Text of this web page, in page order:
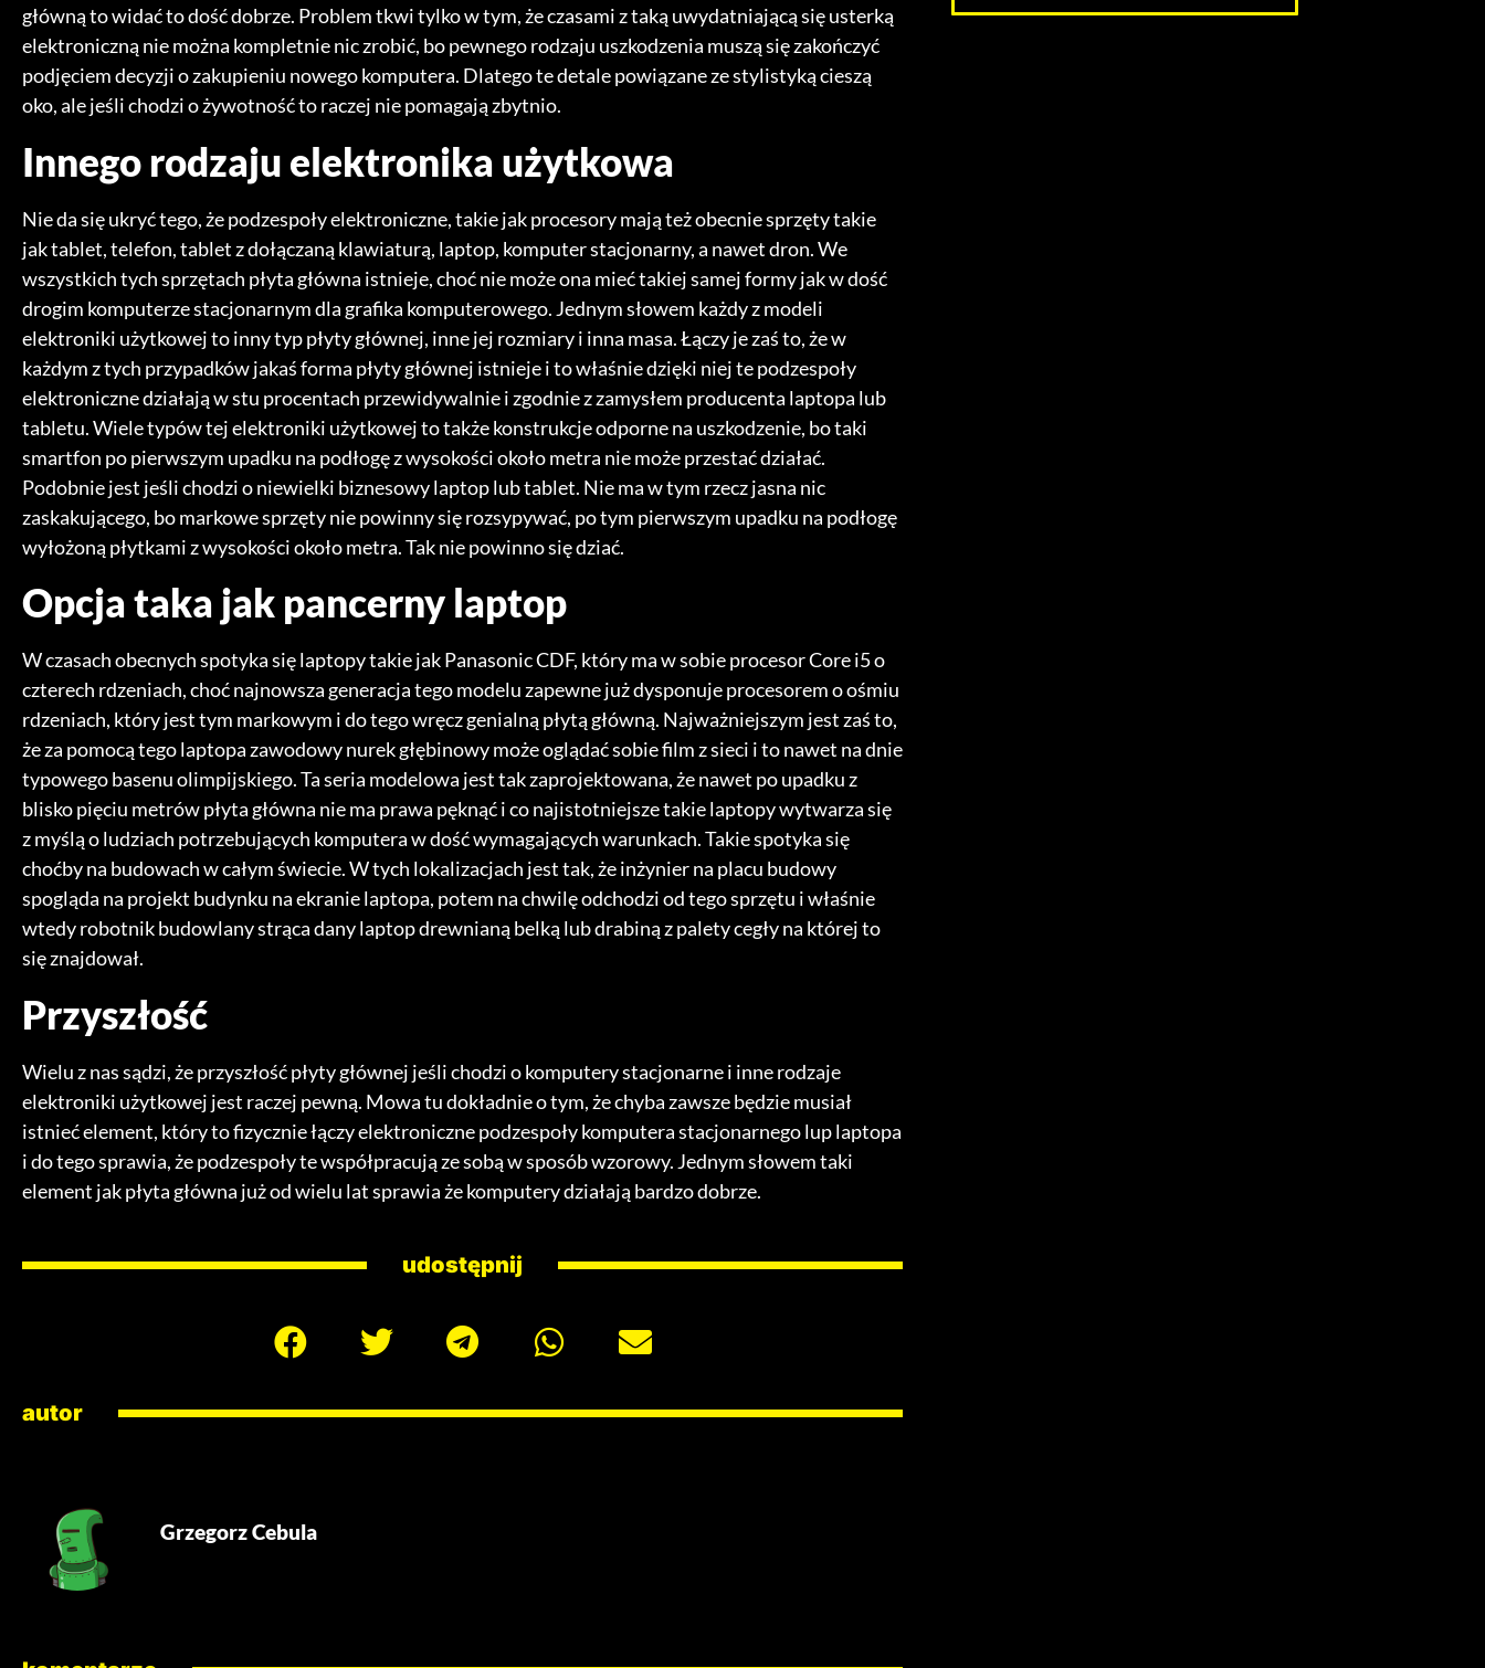
główną to widać to dość dobrze. Problem tkwi tylko w tym, że czasami z taką uwydatniającą się usterką
elektroniczną nie można kompletnie nic zrobić, bo pewnego rodzaju uszkodzenia muszą się zakończyć
podjęciem decyzji o zakupieniu nowego komputera. Dlatego te detale powiązane ze stylistyką cieszą
oko, ale jeśli chodzi o żywotność to raczej nie pomagają zbytnio.
Innego rodzaju elektronika użytkowa
Nie da się ukryć tego, że podzespoły elektroniczne, takie jak procesory mają też obecnie sprzęty takie
jak tablet, telefon, tablet z dołączaną klawiaturą, laptop, komputer stacjonarny, a nawet dron. We
wszystkich tych sprzętach płyta główna istnieje, choć nie może ona mieć takiej samej formy jak w dość
drogim komputerze stacjonarnym dla grafika komputerowego. Jednym słowem każdy z modeli
elektroniki użytkowej to inny typ płyty głównej, inne jej rozmiary i inna masa. Łączy je zaś to, że w
każdym z tych przypadków jakaś forma płyty głównej istnieje i to właśnie dzięki niej te podzespoły
elektroniczne działają w stu procentach przewidywalnie i zgodnie z zamysłem producenta laptopa lub
tabletu. Wiele typów tej elektroniki użytkowej to także konstrukcje odporne na uszkodzenie, bo taki
smartfon po pierwszym upadku na podłogę z wysokości około metra nie może przestać działać.
Podobnie jest jeśli chodzi o niewielki biznesowy laptop lub tablet. Nie ma w tym rzecz jasna nic
zaskakującego, bo markowe sprzęty nie powinny się rozsypywać, po tym pierwszym upadku na podłogę
wyłożoną płytkami z wysokości około metra. Tak nie powinno się dziać.
Opcja taka jak pancerny laptop
W czasach obecnych spotyka się laptopy takie jak Panasonic CDF, który ma w sobie procesor Core i5 o
czterech rdzeniach, choć najnowsza generacja tego modelu zapewne już dysponuje procesorem o ośmiu
rdzeniach, który jest tym markowym i do tego wręcz genialną płytą główną. Najważniejszym jest zaś to,
że za pomocą tego laptopa zawodowy nurek głębinowy może oglądać sobie film z sieci i to nawet na dnie
typowego basenu olimpijskiego. Ta seria modelowa jest tak zaprojektowana, że nawet po upadku z
blisko pięciu metrów płyta główna nie ma prawa pęknąć i co najistotniejsze takie laptopy wytwarza się
z myślą o ludziach potrzebujących komputera w dość wymagających warunkach. Takie spotyka się
choćby na budowach w całym świecie. W tych lokalizacjach jest tak, że inżynier na placu budowy
spogląda na projekt budynku na ekranie laptopa, potem na chwilę odchodzi od tego sprzętu i właśnie
wtedy robotnik budowlany strąca dany laptop drewnianą belką lub drabiną z palety cegły na której to
się znajdował.
Przyszłość
Wielu z nas sądzi, że przyszłość płyty głównej jeśli chodzi o komputery stacjonarne i inne rodzaje
elektroniki użytkowej jest raczej pewną. Mowa tu dokładnie o tym, że chyba zawsze będzie musiał
istnieć element, który to fizycznie łączy elektroniczne podzespoły komputera stacjonarnego lup laptopa
i do tego sprawia, że podzespoły te współpracują ze sobą w sposób wzorowy. Jednym słowem taki
element jak płyta główna już od wielu lat sprawia że komputery działają bardzo dobrze.
udostępnij
autor
Grzegorz Cebula